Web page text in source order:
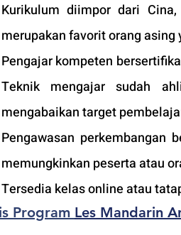
Kurikulum diimpor dari
merupakan favorit orang
Pengajar kompeten
Teknik mengajar sudah
mengabaikan target
Pengawasan perkembangan
memungkinkan peserta atau
Tersedia kelas online atau
Program Les Mandarin